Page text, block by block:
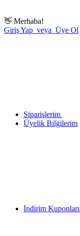
👋 Merhaba!
Giriş Yap veya Üye Ol
Siparişlerim
Üyelik Bilgilerim
İndirim